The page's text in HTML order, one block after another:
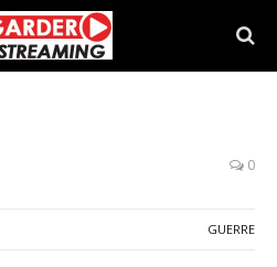
0
GUERRE